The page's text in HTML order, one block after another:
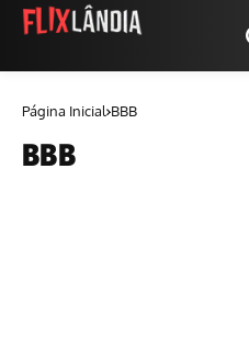
Página Inicial BBB
BBB